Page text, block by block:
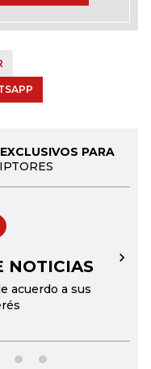
PARA
NOTICIAS
acuerdo a sus
→